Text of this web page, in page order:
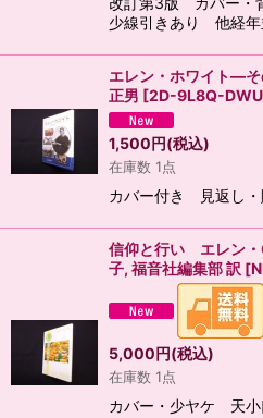
少線引きあり 他経年
エレン・ホワイト―
正男 [2D-9L8Q-
1,500円(税込)
在庫数 1点
カバー付き 見返し
信仰と行い エレン・
子, 福音社編集部 訳 [
5,000円(税込)
在庫数 1点
カバー・少ヤケ 天